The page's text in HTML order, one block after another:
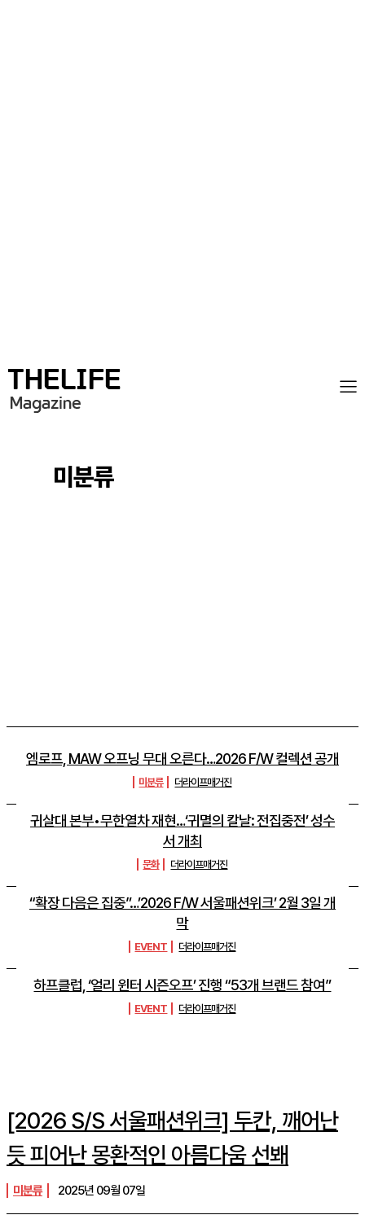
미분류
엠로프, MAW 오프닝 무대 오른다…2026 F/W 컬렉션 공개
미분류 더라이프매거진
귀살대 본부•무한열차 재현…‘귀멸의 칼날: 전집중전’ 성수
서 개최
문화 더라이프매거진
“확장 다음은 집중”…’2026 F/W 서울패션위크’ 2월 3일 개
막
EVENT 더라이프매거진
하프클럽, ‘얼리 윈터 시즌오프’ 진행 “53개 브랜드 참여”
EVENT 더라이프매거진
[2026 S/S 서울패션위크] 두칸, 깨어난
듯 피어난 몽환적인 아름다움 선봬
미분류 2025년 09월 07일